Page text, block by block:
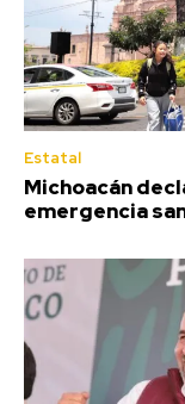
Estatal
Michoacán
emergencia